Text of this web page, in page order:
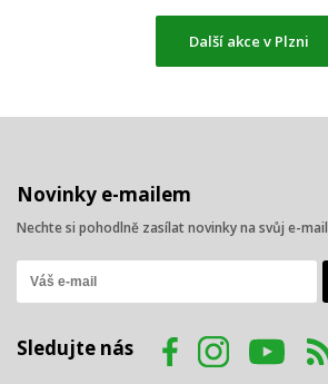
Další akce v Plzni
Novinky e-mailem
Nechte si pohodlně zasílat novinky na svůj e-mail
Sledujte nás